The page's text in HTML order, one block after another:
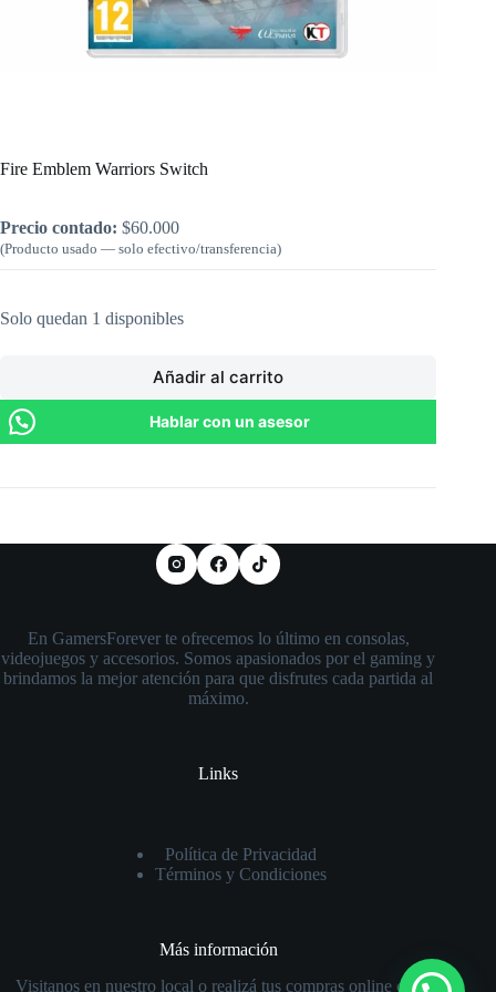
Fire Emblem Warriors Switch
Precio contado: $60.000
(Producto usado — solo efectivo/transferencia)
Solo quedan 1 disponibles
Añadir al carrito
Hablar con un asesor
En GamersForever te ofrecemos lo último en consolas,
videojuegos y accesorios. Somos apasionados por el gaming y
brindamos la mejor atención para que disfrutes cada partida al
máximo.
Links
Política de Privacidad
Términos y Condiciones
Más información
Visitanos en nuestro local o realizá tus compras online con